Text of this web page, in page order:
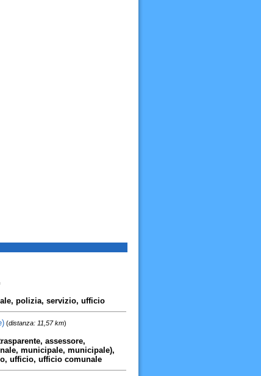
polizia, servizio, ufficio
(distanza: 11,57 km)
assessore,
municipale, municipale),
ufficio, ufficio comunale